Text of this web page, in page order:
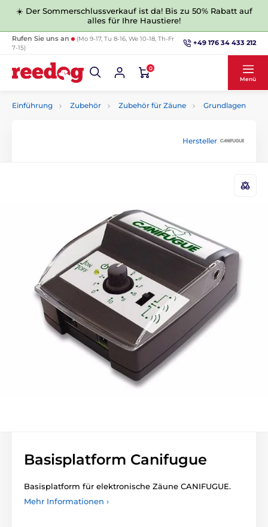
☀️ Der Sommerschlussverkauf ist da! Bis zu 50% Rabatt auf
alles für Ihre Haustiere!
Rufen Sie uns an
(Mo 9-17, Tu 8-16, We 10-18, Th-Fr
7-15)
+49 176 34 433 212
0
Menü
Einführung Zubehör Zubehör für Zäune Grundlagen
Hersteller
Basisplatform Canifugue
Basisplatform für elektronische Zäune CANIFUGUE.
Mehr Informationen ›